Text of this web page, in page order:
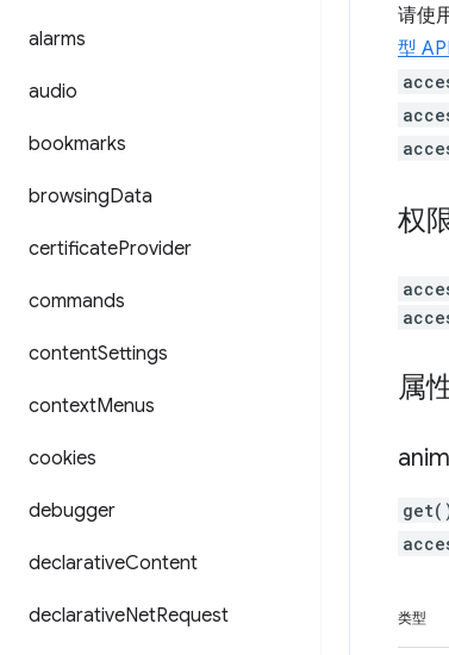
alarms
audio
bookmarks
browsingData
certificateProvider
commands
contentSettings
contextMenus
cookies
debugger
declarativeContent
declarativeNetRequest
请使
型
权
属
类型